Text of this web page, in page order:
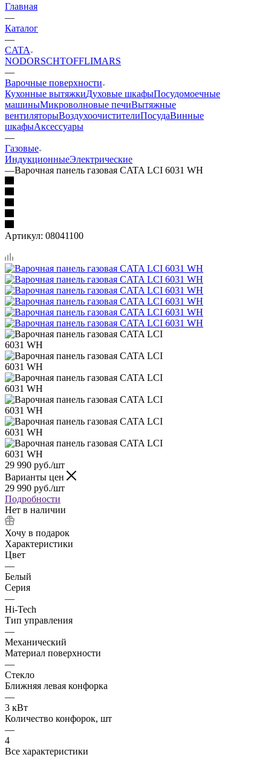
Главная
—
Каталог
—
CATA
NODORSCHTOFFLIMARS
—
Варочные поверхности
Кухонные вытяжкиДуховые шкафыПосудомоечные
машиныМикроволновые печиВытяжные
вентиляторыВоздухоочистителиПосудаВинные
шкафыАксессуары
—
Газовые
ИндукционныеЭлектрические
—Варочная панель газовая CATA LCI 6031 WH
Артикул: 08041100
29 990 руб./шт
Варианты цен
29 990 руб./шт
Подробности
Нет в наличии
Хочу в подарок
Характеристики
Цвет
—
Белый
Серия
—
Hi-Tech
Тип управления
—
Механический
Материал поверхности
—
Стекло
Ближняя левая конфорка
—
3 кВт
Количество конфорок, шт
—
4
Все характеристики